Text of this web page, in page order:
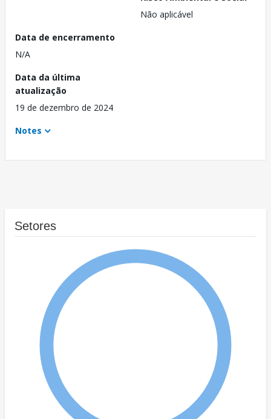
Não aplicável
Data de encerramento
N/A
Data da última
atualização
19 de dezembro de 2024
Notes
Setores